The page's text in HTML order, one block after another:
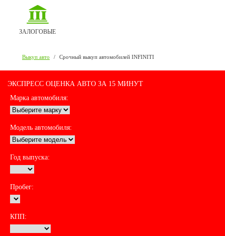
ЗАЛОГОВЫЕ
Выкуп авто / Срочный выкуп автомобилей INFINITI
ЭКСПРЕСС ОЦЕНКА АВТО ЗА 15 МИНУТ
Марка автомобиля:
Модель автомобиля:
Год выпуска:
Пробег:
КПП: